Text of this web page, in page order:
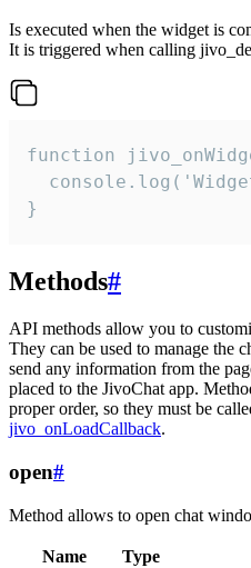
Is executed when the widget is
It is triggered when calling
function
}
Methods#
API methods allow you to
They can be used to manage the
send any information from the
placed to the JivoChat app.
proper order, so they must be
jivo_onLoadCallback.
open#
Method allows to open chat
Name Type